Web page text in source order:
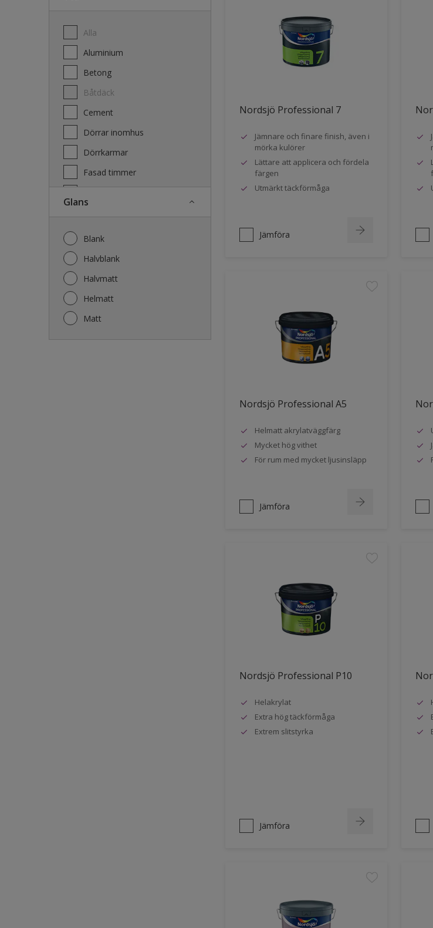
Alla
Aluminium
Betong
Båtdäck
Cement
Dörrar inomhus
Dörrkarmar
Fasad timmer
Glans
Blank
Halvblank
Halvmatt
Helmatt
Matt
Nordsjö Professional 7
Jämnare och finare finish, även i
mörka kulörer
Lättare att applicera och fördela
färgen
Utmärkt täckförmåga
Jämföra
Nordsjö Professional A5
Helmatt akrylatväggfärg
Mycket hög vithet
För rum med mycket ljusinsläpp
Jämföra
Nordsjö Professional P10
Helakrylat
Extra hög täckförmåga
Extrem slitstyrka
Jämföra